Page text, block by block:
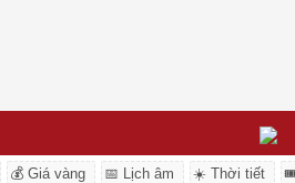
💰 Giá vàng 📅 Lịch âm ☀️ Thời tiết